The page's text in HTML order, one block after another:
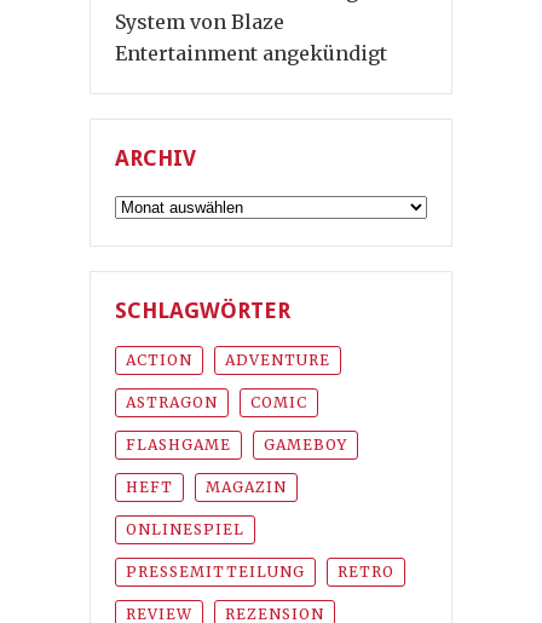
System von Blaze
Entertainment angekündigt
ARCHIV
Archiv
SCHLAGWÖRTER
ACTION ADVENTURE
ASTRAGON COMIC
FLASHGAME GAMEBOY
HEFT MAGAZIN
ONLINESPIEL
PRESSEMITTEILUNG RETRO
REVIEW REZENSION